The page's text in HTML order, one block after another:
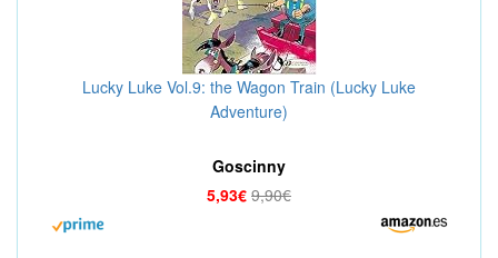
Lucky Luke Vol.9: the Wagon Train (Lucky Luke
Adventure)
Goscinny
5,93€ 9,90€